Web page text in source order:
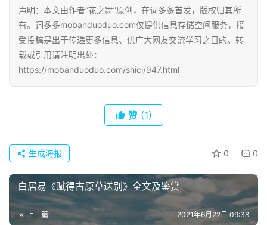
古
今
诗
词
络
词
声明：本文由作者“花之舞”原创，在词多多首发，版权归其所
有。词多多mobanduoduo.com仅提供信息存储空间服务，接
受投稿是出于传递更多信息、供广大网友交流学习之目的。转
载或引用请注明出处：
https://mobanduoduo.com/shici/947.html
赞 (1)
0 0
生成海报
白居易《赋得古原草送别》全文及鉴赏
上一篇 2021年6月22日 09:38